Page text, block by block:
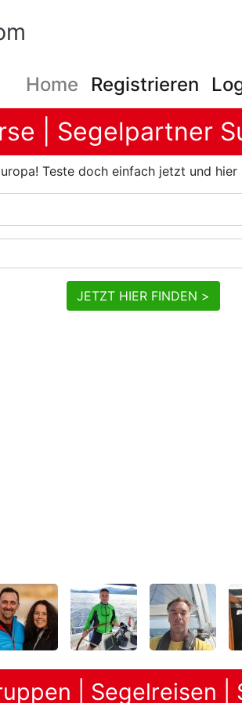
Home Registrieren
| Segelpartner
Teste doch einfach jetzt und
JETZT HIER FINDEN >
| Segelreisen |